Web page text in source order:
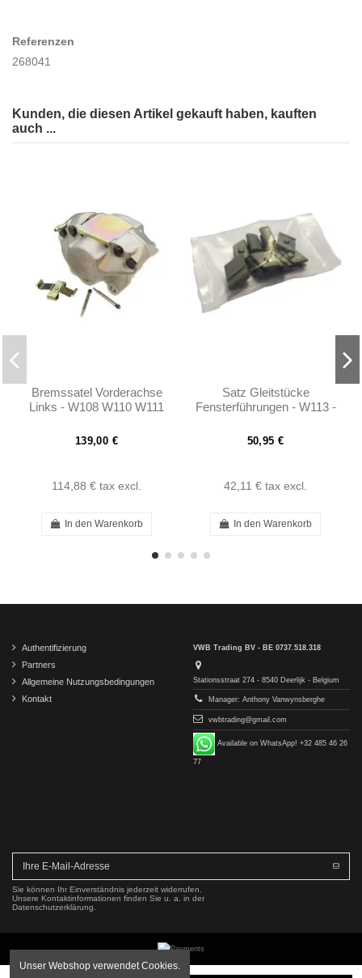
Referenzen
268041
Kunden, die diesen Artikel gekauft haben, kauften
auch ...
Bremssatel Vorderachse
Links - W108 W110 W111
0014218198
139,00 €
114,88 € tax excl.
In den Warenkorb
Satz Gleitstücke
Fensterführungen - W113 -
50,95 €
42,11 € tax excl.
In den Warenkorb
Authentifizierung
Partners
Allgemeine Nutzungsbedingungen
Kontakt
VWB Trading BV - BE 0737.518.318
Stationsstraat 274 - 8540 Deerlijk - Belgium
Manager: Anthony Vanwynsberghe
vwbtrading@gmail.com
Available on WhatsApp! +32 485 46 26
77
Sie können Ihr Einverständnis jederzeit widerrufen.
Unsere Kontaktinformationen finden Sie u. a. in der
Datenschutzerklärung.
Copyright © 2016-2026 VWB Trading BV. All rights reserved.
Unser Webshop verwendet Cookies.